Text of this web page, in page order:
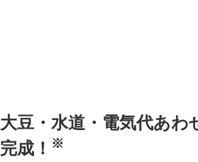
大豆・水道・電気代あわ
完成！ ※